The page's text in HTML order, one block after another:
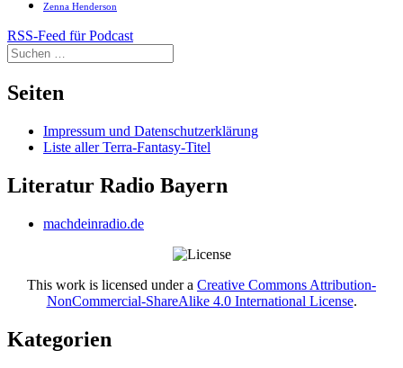
Zenna Henderson
RSS-Feed für Podcast
Suchen
nach:
Seiten
Impressum und Datenschutzerklärung
Liste aller Terra-Fantasy-Titel
Literatur Radio Bayern
machdeinradio.de
This work is licensed under a Creative Commons Attribution-
NonCommercial-ShareAlike 4.0 International License.
Kategorien